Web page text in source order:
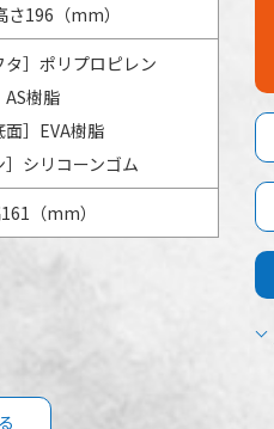
196（mm）
タ］ポリプロピレン
AS樹脂
面］EVA樹脂
］シリコーンゴム
（mm）